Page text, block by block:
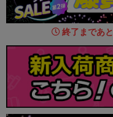
終了まであと